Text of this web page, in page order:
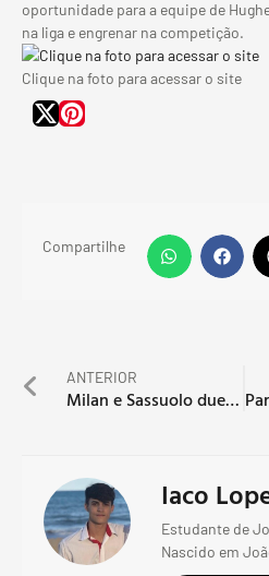
oportunidade para a equipe de
na liga e engrenar na competição.
Clique na foto para acessar o site
Compartilhe
ANTERIOR
Milan e Sassuolo duelam em busca do G-3 do Italiano
Iaco
Estudante de
Nascido em